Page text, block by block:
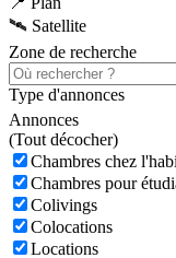
🛰️ Satellite
Zone de recherche
Type d'annonces
Annonces
(Tout décocher)
Chambres chez
Chambres pour
Colivings
Colocations
Locations